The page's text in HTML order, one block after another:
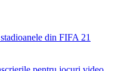
din FIFA 21